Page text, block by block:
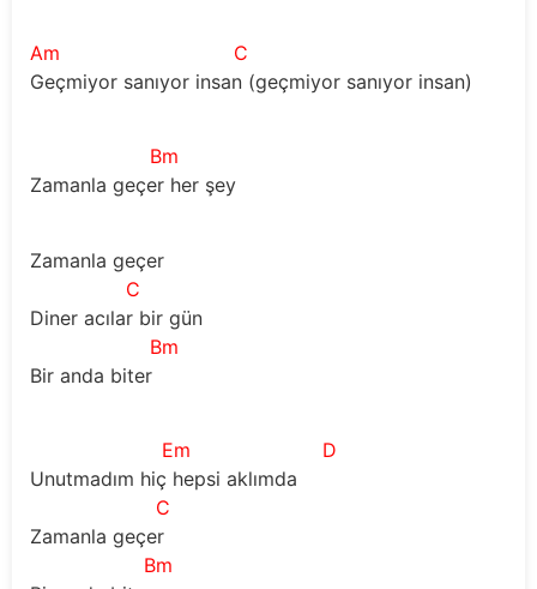
Am
C
Geçmiyor sanıyor insan (geçmiyor sanıyor insan)
Bm
Zamanla geçer her şey
Zamanla geçer
C
Diner acılar bir gün
Bm
Bir anda biter
Em
D
Unutmadım hiç hepsi aklımda
C
Zamanla geçer
Bm